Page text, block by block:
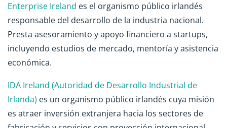
Enterprise Ireland es el organismo público irlandés
responsable del desarrollo de la industria nacional.
Presta asesoramiento y apoyo financiero a startups,
incluyendo estudios de mercado, mentoría y asistencia
económica.
IDA Ireland (Autoridad de Desarrollo Industrial de
Irlanda) es un organismo público irlandés cuya misión
es atraer inversión extranjera hacia los sectores de